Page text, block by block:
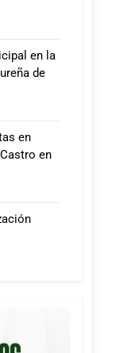
en la
de
en
en